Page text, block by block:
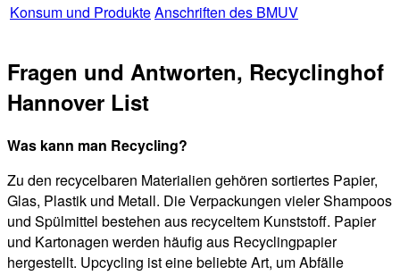
Konsum und ProdukteAnschriften des BMUV
Fragen und Antworten, Recyclinghof
Hannover List
Was kann man Recycling?
Zu den recycelbaren Materialien gehören sortiertes Papier,
Glas, Plastik und Metall. Die Verpackungen vieler Shampoos
und Spülmittel bestehen aus recyceltem Kunststoff. Papier
und Kartonagen werden häufig aus Recyclingpapier
hergestellt. Upcycling ist eine beliebte Art, um Abfälle